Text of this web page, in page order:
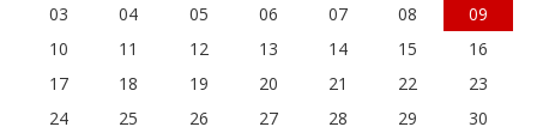
03
04 05 06 07 08
09
10
11 12 13 14 15
16
17
18 19 20 21 22
23
24
25 26 27 28 29
30